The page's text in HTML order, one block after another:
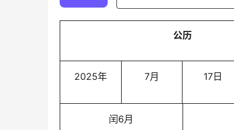
公历
2025年 7月 17日
闰6月